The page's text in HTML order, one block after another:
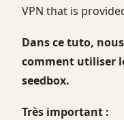
VPN that is
Dans ce tuto,
comment utiliser
seedbox.
Très important :